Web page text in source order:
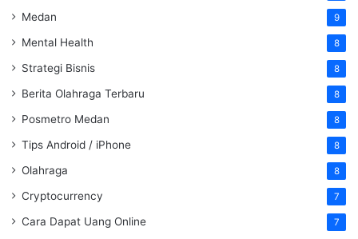
Medan 9
Mental Health 8
Strategi Bisnis 8
Berita Olahraga Terbaru 8
Posmetro Medan 8
Tips Android / iPhone 8
Olahraga 8
Cryptocurrency 7
Cara Dapat Uang Online 7